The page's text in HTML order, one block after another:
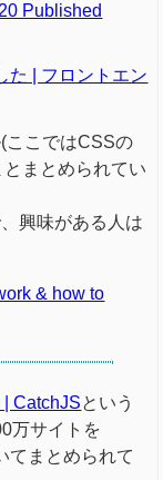
Published
た | フロントエン
ここではCSSの
まとめられてい
興味がある人は
& how to
CatchJSという
万サイトを
てまとめられて